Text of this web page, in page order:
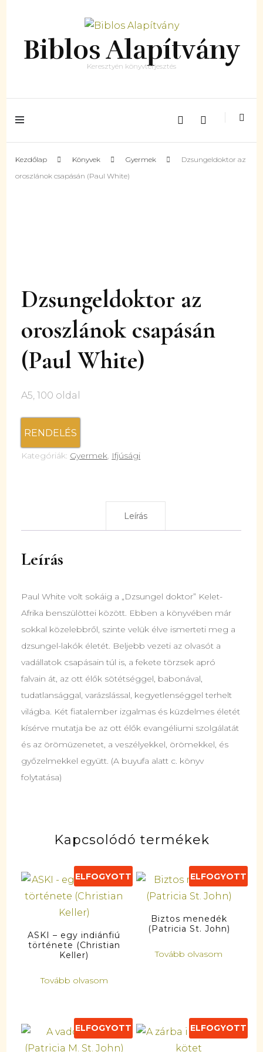
Biblos Alapítvány
Keresztyén könyvterjesztés
Kezdőlap Könyvek Gyermek
Dzsungeldoktor az
oroszlánok csapásán (Paul White)
Dzsungeldoktor az
oroszlánok csapásán
(Paul White)
A5, 100 oldal
RENDELÉS
Kategóriák: Gyermek, Ifjúsági
Leírás
Leírás
Paul White volt sokáig a „Dzsungel doktor” Kelet-
Afrika benszülöttei között. Ebben a könyvében már
sokkal közelebbről, szinte velük élve ismerteti meg a
dzsungel-lakók életét. Beljebb vezeti az olvasót a
vadállatok csapásain túl is, a fekete törzsek apró
falvain át, az ott élők sötétséggel, babonával,
tudatlansággal, varázslással, kegyetlenséggel terhelt
világba. Két fiatalember izgalmas és küzdelmes életét
kísérve mutatja be az ott élők evangéliumi szolgálatát
és az örömüzenetet, a veszélyekkel, örömekkel, és
győzelmekkel együtt. (A buyufa alatt c. könyv
folytatása)
Kapcsolódó termékek
ELFOGYOTT
ASKI – egy indiánfiú
története (Christian
Keller)
Tovább olvasom
ELFOGYOTT
Biztos menedék
(Patricia St. John)
Tovább olvasom
ELFOGYOTT ELFOGYOTT